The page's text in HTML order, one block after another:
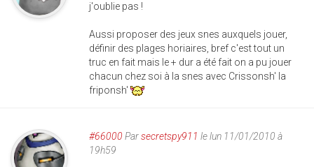
j'oublie pas !
Aussi proposer des jeux snes auxquels jouer,
définir des plages horiaires, bref c'est tout un
truc en fait mais le + dur a été fait on a pu jouer
chacun chez soi à la snes avec Crissonsh' la
friponsh'
#66000 Parsecretspy911 le lun 11/01/2010 à
19h59